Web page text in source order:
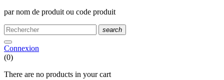
par nom de produit ou code produit
search
Connexion
(0)
There are no products in your cart